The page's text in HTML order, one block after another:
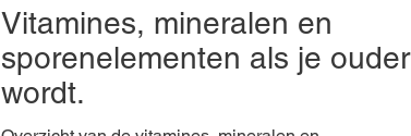
Vitamines, mineralen en
sporenelementen als je ouder
wordt.